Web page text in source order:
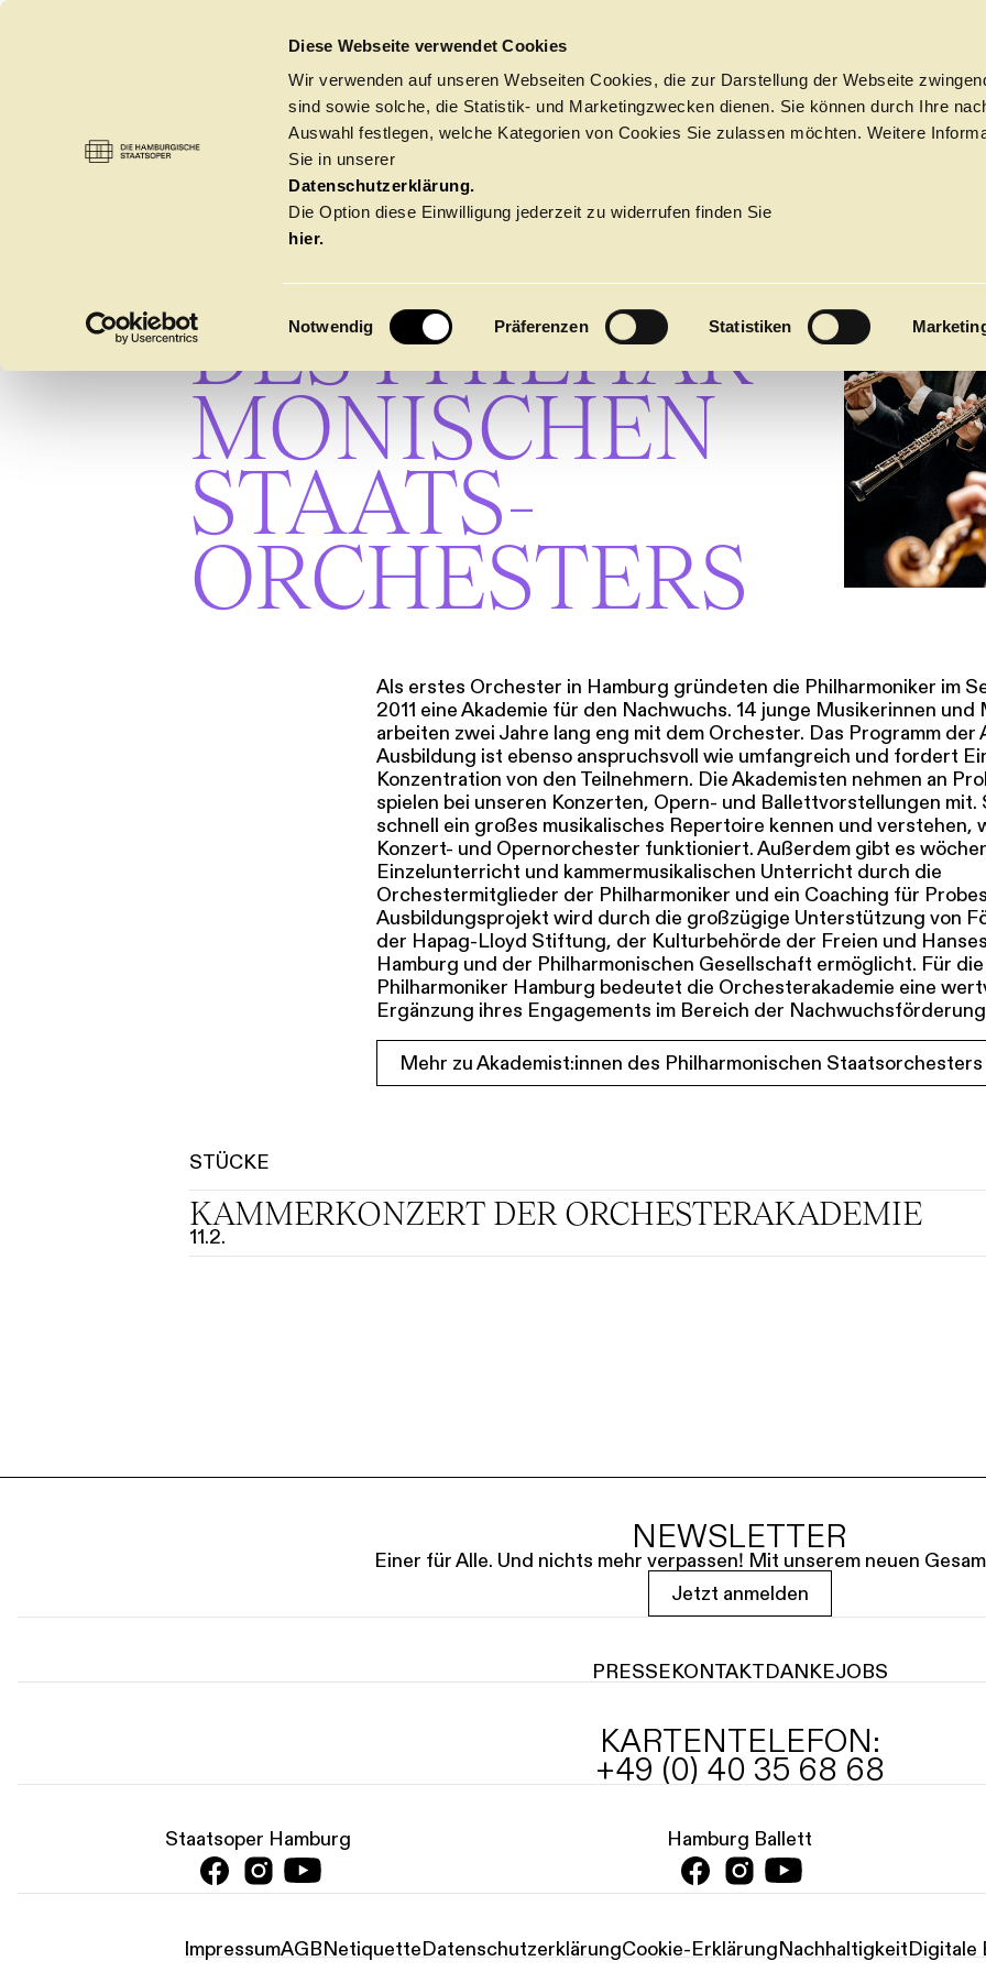
Diese Webseite verwendet Cookies
Wir verwenden auf unseren Webseiten Cookies, die zur Darstellung der Webseite
sind sowie solche, die Statistik- und Marketingzwecken dienen. Sie können durch Ihre
Auswahl festlegen, welche Kategorien von Cookies Sie zulassen möchten. Weitere
Sie in unserer
Datenschutzerklärung.
Die Option diese Einwilligung jederzeit zu widerrufen finden Sie
hier.
i
w
l
g
u
n
g
Notwendig Präferenzen Statistiken
DIE HAMBURGISCHE STAATSOPER
Termine
KALENDER
Alle Oper Ballett Konzert
Spielzeit 2026/2027 Premieren Konzerte
ÜBER UNS
Oper Die Hamburgische
SERVICE
Tickets & Preise Ihr Besuch Abos Führungen Jobs
DANKEMEIN KONTO
AKADE­
MIST:IN­NEN
DES PHILHAR­
MO­NISCHEN
STAATS­
ORCHESTERS
Als erstes Orchester in Hamburg gründeten die Philharmoniker im
2011 eine Akademie für den Nachwuchs. 14 junge Musikerinnen und
arbeiten zwei Jahre lang eng mit dem Orchester. Das Programm der
Ausbildung ist ebenso anspruchsvoll wie umfangreich und fordert
Konzentration von den Teilnehmern. Die Akademisten nehmen an
spielen bei unseren Konzerten, Opern- und Ballettvorstellungen mit.
schnell ein großes musikalisches Repertoire kennen und verstehen,
Konzert- und Opernorchester funktioniert. Außerdem gibt es
Einzelunterricht und kammermusikalischen Unterricht durch die
Orchestermitglieder der Philharmoniker und ein Coaching für
Ausbildungsprojekt wird durch die großzügige Unterstützung von
der Hapag-Lloyd Stiftung, der Kulturbehörde der Freien und
Hamburg und der Philharmonischen Gesellschaft ermöglicht. Für die
Philharmoniker Hamburg bedeutet die Orchesterakademie eine
Ergänzung ihres Engagements im Bereich der
Mehr zu Akade­mist:in­nen des Philhar­mo­nischen Staats­orchesters
STÜCKE
KAMMER­KONZERT DER ORCHESTER­AKADEMIE
11.2.
NEWSLETTER
Einer für Alle. Und nichts mehr verpassen! Mit unserem neuen
Jetzt anmelden
PRESSEKONTAKTDANKEJOBS
KARTENTELEFON:
+49 (0) 40 35 68 68
Staatsoper Hamburg Hamburg Ballett
ImpressumAGBNetiquetteDatenschutz­erklärungCookie-ErklärungNachhaltigkeitDigitale